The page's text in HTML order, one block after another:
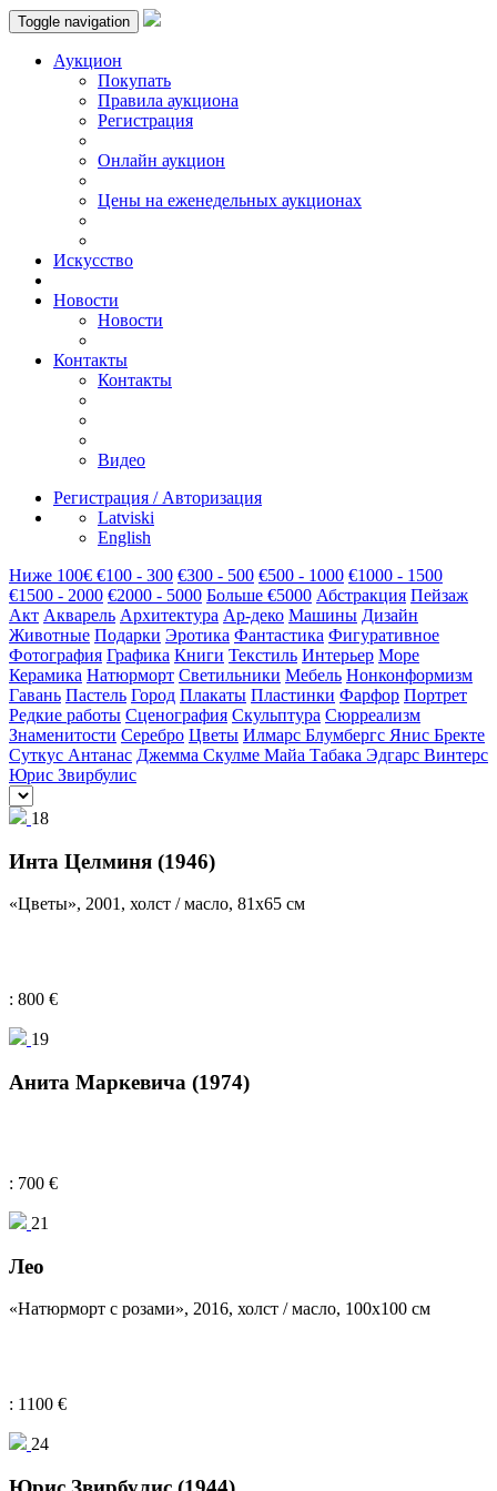
Toggle navigation
Аукцион
Пoкупать
Правила аукциона
Регистрация
Онлайн аукцион
Цены на еженедельных аукционах
Искусствo
Новости
Новости
Контакты
Контакты
Видео
Регистрация / Авторизация
Latviski
English
Hиже 100€ €100 - 300 €300 - 500 €500 - 1000 €1000 - 1500
€1500 - 2000 €2000 - 5000 Больше €5000 Абстракция Пейзаж
Акт Акварель Архитектура Ар-деко Машины Дизайн
Животные Подарки Эротика Фантастика Фигуративное
Фотография Графика Книги Текстиль Интерьер Море
Керамика Натюрморт Светильники Мебель Нонконформизм
Гавань Пастель Город Плакаты Пластинки Фарфор Портрет
Редкие работы Сценография Скульптура Сюрреализм
Знаменитости Серебро Цветы Илмарс Блумбергс Янис Бректе
Суткус Антанас Джемма Скулме Майа Табака Эдгарс Винтерс
Юрис Звирбулис
18
Инта Целминя (1946)
«Цветы», 2001, холст / масло, 81х65 см
: 800 €
19
Анита Маркевича (1974)
: 700 €
21
Лeо
«Натюрморт с розами», 2016, холст / масло, 100х100 см
: 1100 €
24